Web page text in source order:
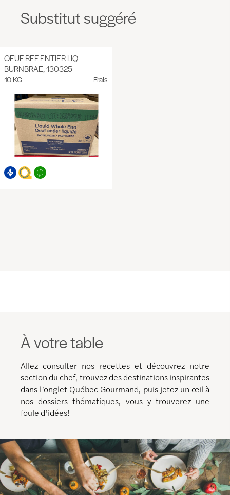
Substitut suggéré
OEUF REF ENTIER LIQ
BURNBRAE, 130325
10 KG Frais
À votre table
Allez consulter nos recettes et découvrez notre
section du chef, trouvez des destinations inspirantes
dans l’onglet Québec Gourmand, puis jetez un œil à
nos dossiers thématiques, vous y trouverez une
foule d’idées!